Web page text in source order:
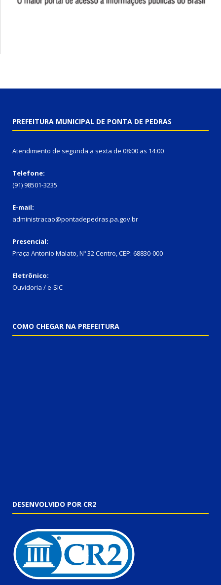
PREFEITURA MUNICIPAL DE PONTA DE PEDRAS
Atendimento de segunda a sexta de 08:00 as 14:00
Telefone:
(91) 98501-3235
E-mail:
administracao@pontadepedras.pa.gov.br
Presencial:
Praça Antonio Malato, Nº 32 Centro, CEP: 68830-000
Eletrônico:
Ouvidoria / e-SIC
COMO CHEGAR NA PREFEITURA
DESENVOLVIDO POR CR2